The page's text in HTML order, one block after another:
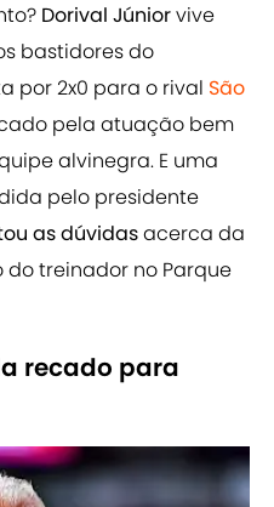
Dorival Júniorvive
bastidores do
por 2x0 para o rival São
pela atuação bem
alvinegra. E uma
pelo presidente
as dúvidasacerca da
treinador no Parque
recado para